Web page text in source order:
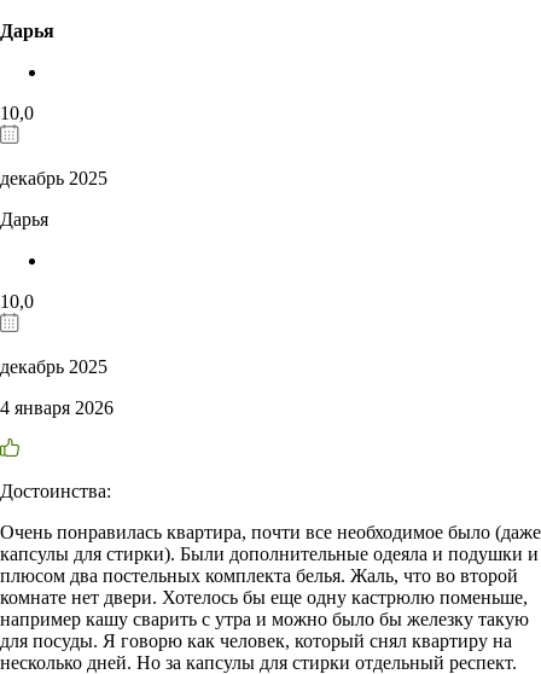
Дарья
10,0
декабрь 2025
Дарья
10,0
декабрь 2025
4 января 2026
Достоинства:
Очень понравилась квартира, почти все необходимое было (даже
капсулы для стирки). Были дополнительные одеяла и подушки и
плюсом два постельных комплекта белья. Жаль, что во второй
комнате нет двери. Хотелось бы еще одну кастрюлю поменьше,
например кашу сварить с утра и можно было бы железку такую
для посуды. Я говорю как человек, который снял квартиру на
несколько дней. Но за капсулы для стирки отдельный респект.